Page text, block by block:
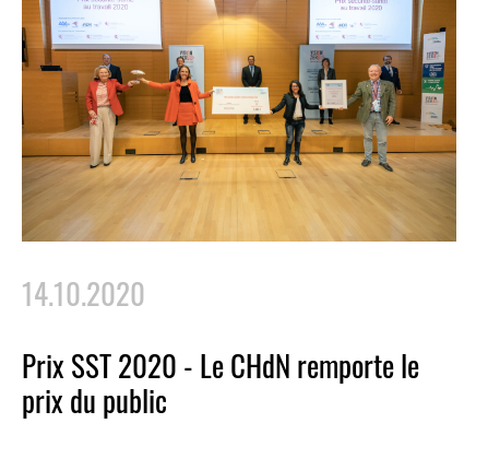
14.10.2020
Prix SST 2020 - Le CHdN remporte le
prix du public